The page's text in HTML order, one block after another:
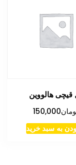
هالووین
150,000
به سبد خرید